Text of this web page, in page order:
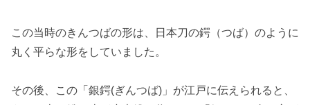
この当時のきんつばの形は、日本刀の鍔（つば）のように
丸く平らな形をしていました。
その後、この「銀鍔(ぎんつば)」が江戸に伝えられると、